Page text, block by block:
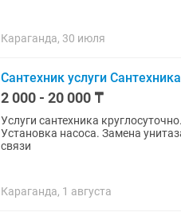
Караганда, 30 июля
Сантехник услуги
2 000 - 20 000 ₸
Услуги сантехника
Установка насоса. Замена
связи
Караганда, 1 августа